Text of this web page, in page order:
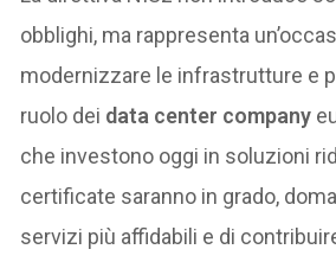
obblighi, ma rappresenta
modernizzare le infrastrutture e
ruolo dei data center company
che investono oggi in soluzioni
certificate saranno in grado,
servizi più affidabili e di